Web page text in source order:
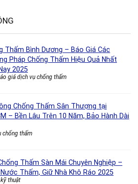
Thấm Bình Dương – Báo Giá Các
Pháp Chống Thấm Hiệu Quả Nhất
2025
giá dịch vụ chống thấm
Chống Thấm Sân Thượng tại
– Bền Lâu Trên 10 Năm, Bảo Hành Dài
chống thấm
Thấm Sàn Mái Chuyên Nghiệp –
Nước Thấm, Giữ Nhà Khô Ráo 2025
thuật